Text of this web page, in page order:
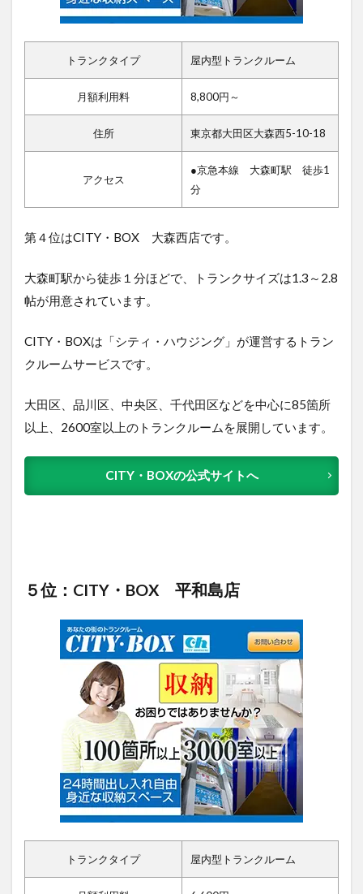
トランクタイプ 屋内型トランクルーム
月額利用料 8,800円～
住所 東京都大田区大森西5-10-18
アクセス
●京急本線 大森町駅 徒歩1
分
第４位はCITY・BOX 大森西店です。
大森町駅から徒歩１分ほどで、トランクサイズは1.3～2.8
帖が用意されています。
CITY・BOXは「シティ・ハウジング」が運営するトラン
クルームサービスです。
大田区、品川区、中央区、千代田区などを中心に85箇所
以上、2600室以上のトランクルームを展開しています。
CITY・BOXの公式サイトへ
５位：CITY・BOX 平和島店
トランクタイプ 屋内型トランクルーム